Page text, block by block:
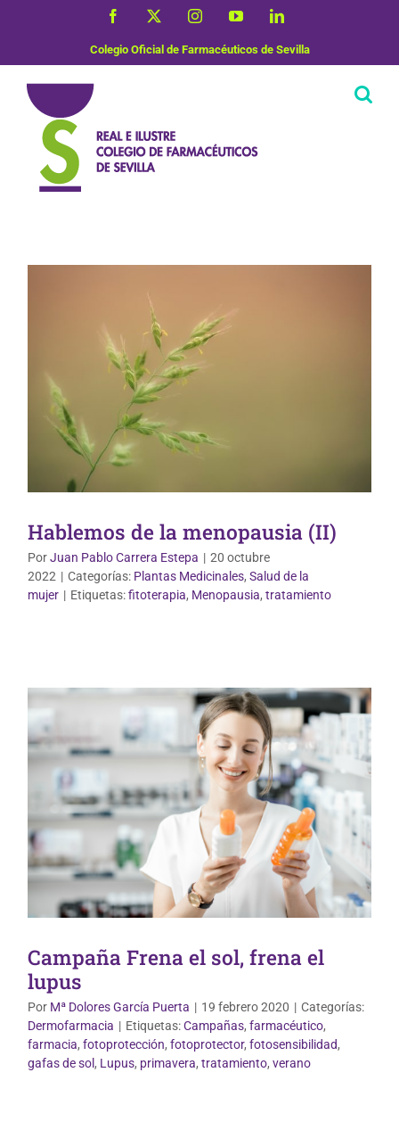
Facebook InstagramYouTubeLinkedIn
Colegio Oficial de Farmacéuticos de Sevilla
Plantas Medicinales
Hablemos de la menopausia (II)
PorJuan Pablo Carrera Estepa | 20 octubre
2022 | Categorías: Plantas Medicinales, Salud de la
mujer | Etiquetas:fitoterapia, Menopausia, tratamiento
Dermofarmacia
Campaña Frena el sol, frena el
lupus
Por Mª Dolores García Puerta | 19 febrero 2020 | Categorías:
Dermofarmacia | Etiquetas:Campañas, farmacéutico,
farmacia, fotoprotección, fotoprotector, fotosensibilidad,
gafas de sol , Lupus, primavera, tratamiento, verano
Uso correcto de medicamentos